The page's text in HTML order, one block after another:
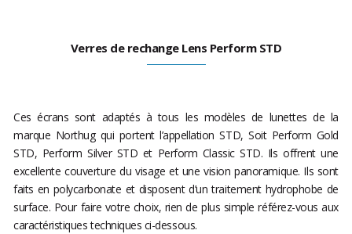
Verres de rechange Lens Perform STD
Ces écrans sont adaptés à tous les modèles de lunettes de la
marque Northug qui portent l’appellation STD, Soit Perform Gold
STD, Perform Silver STD et Perform Classic STD. Ils offrent une
excellente couverture du visage et une vision panoramique. Ils sont
faits en polycarbonate et disposent d’un traitement hydrophobe de
surface. Pour faire votre choix, rien de plus simple référez-vous aux
caractéristiques techniques ci-dessous.